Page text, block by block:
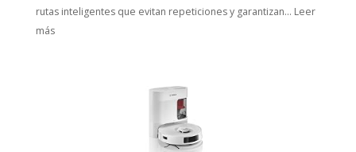
rutas inteligentes que evitan repeticiones y garantizan... Leer
más